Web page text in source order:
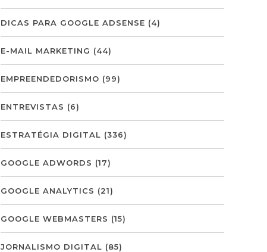
DICAS PARA GOOGLE ADSENSE (4)
E-MAIL MARKETING (44)
EMPREENDEDORISMO (99)
ENTREVISTAS (6)
ESTRATÉGIA DIGITAL (336)
GOOGLE ADWORDS (17)
GOOGLE ANALYTICS (21)
GOOGLE WEBMASTERS (15)
JORNALISMO DIGITAL (85)